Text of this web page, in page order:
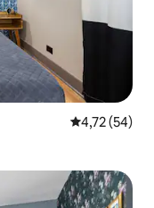
Évaluation
4,72 (54)